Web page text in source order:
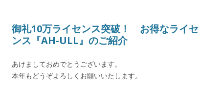
御礼10万ライセンス突破！ お得なライセ
ンス『AH-ULL』のご紹介
あけましておめでとうございます。
本年もどうぞよろしくお願いいたします。